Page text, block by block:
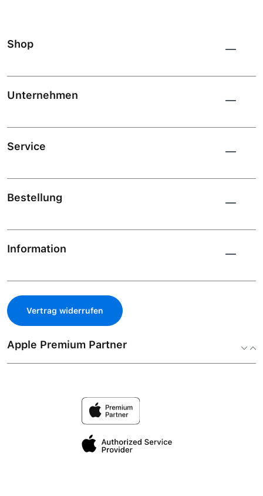
Shop
Unternehmen
Service
Bestellung
Information
Vertrag widerrufen
Apple Premium Partner